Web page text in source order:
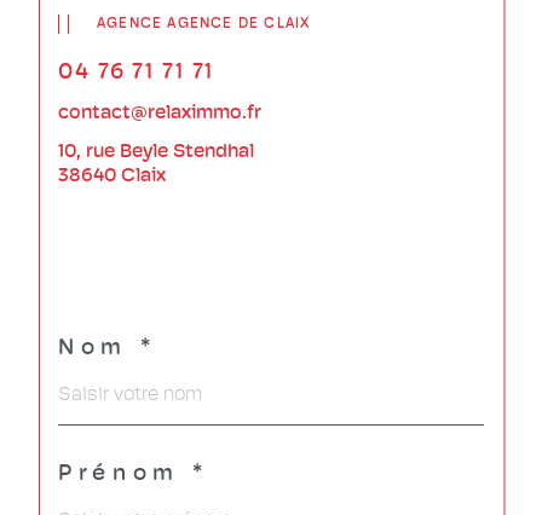
AGENCE AGENCE DE CLAIX
04 76 71 71 71
contact@relaximmo.fr
10, rue Beyle Stendhal
38640 Claix
Nom *
Prénom *